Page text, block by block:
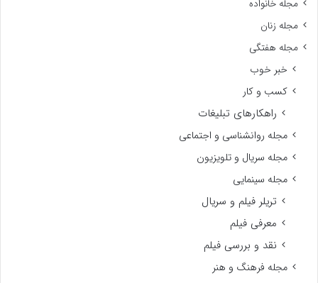
مجله خانواده
مجله زنان
مجله هفتگی
خبر خوب
کسب و کار
راهکارهای تبلیغات
مجله روانشناسی و اجتماعی
مجله سریال و تلویزیون
مجله سینمایی
تریلر فیلم و سریال
معرفی فیلم
نقد و بررسی فیلم
مجله فرهنگ و هنر